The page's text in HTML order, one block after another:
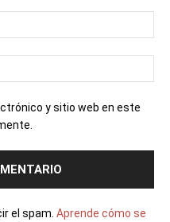
y sitio web en este
el spam. Aprende cómo se